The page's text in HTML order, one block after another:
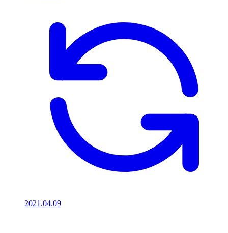
2021.04.09